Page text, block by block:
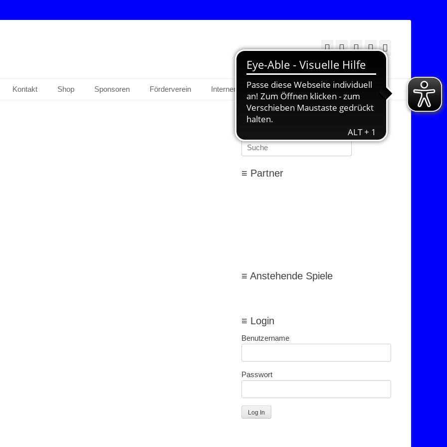
e. V. Facebook
Twitter
E- YouTube
Kontakt Shop Sponsoren Förderverein Interner Bereich
Suchen
Suchen
nach:
≡ Partner
≡ Anstehende Spiele
≡ Login
Benutzername
Passwort